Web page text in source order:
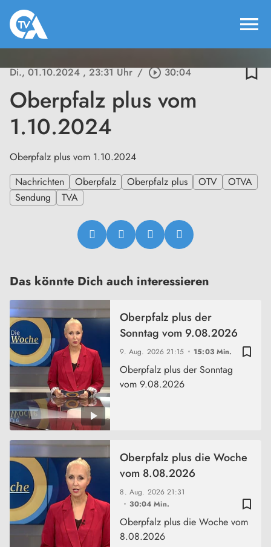
menu
Di., 01.10.2024, 23:31 Uhr / play_circle_outline30:04 bookmark_border
Oberpfalz plus vom
1.10.2024
Oberpfalz plus vom 1.10.2024
Nachrichten
Oberpfalz Oberpfalz plus OTV
OTVA
Sendung
TVA
Das könnte Dich auch interessieren
bookmark_border
9. Aug. 202621:15 15:03 Min.
Oberpfalz plus der
Sonntag vom 9.08.2026
Oberpfalz plus der Sonntag
vom 9.08.2026
bookmark_border
8. Aug. 202621:31
30:04 Min.
Oberpfalz plus die Woche
vom 8.08.2026
Oberpfalz plus die Woche vom
8.08.2026